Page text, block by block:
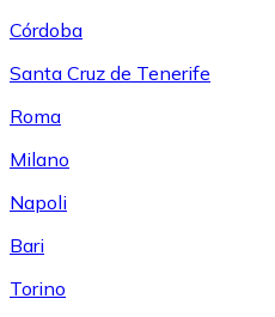
Córdoba
Santa Cruz de Tenerife
Roma
Milano
Napoli
Bari
Torino